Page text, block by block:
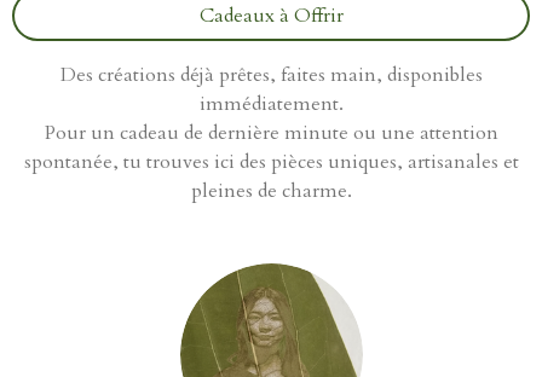
Cadeaux à Offrir
Des créations déjà prêtes, faites main, disponibles
immédiatement.
Pour un cadeau de dernière minute ou une attention
spontanée, tu trouves ici des pièces uniques, artisanales et
pleines de charme.